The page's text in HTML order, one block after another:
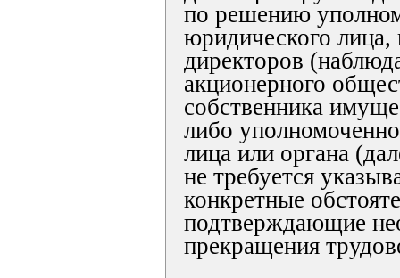
по решению
юридического лица,
директоров
акционерного
собственника
либо
лица или органа
не требуется
конкретные
подтверждающие
прекращения